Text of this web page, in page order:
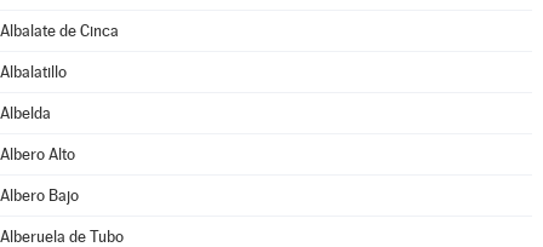
Albalate de Cinca
Albalatillo
Albelda
Albero Alto
Albero Bajo
Alberuela de Tubo